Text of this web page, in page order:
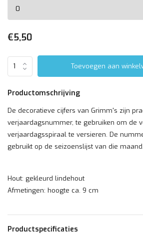
€5,50
Toevoegen aan
Productomschrijving
De decoratieve cijfers van Grimm's zijn
verjaardagsnummer, te gebruiken om de
verjaardagsspiraal te versieren. De
gebruikt op de seizoenslijst van die maand.
Hout: gekleurd lindehout
Afmetingen: hoogte ca. 9 cm
Productspecificaties